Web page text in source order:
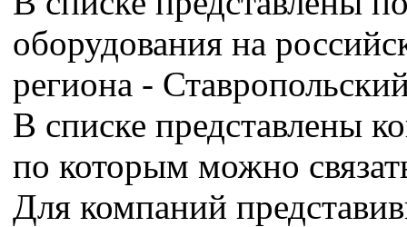
оборудования на
региона -
В списке представлены
по которым можно
Для компаний